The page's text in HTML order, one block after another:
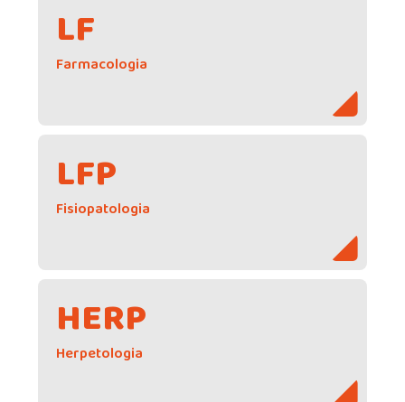
LF
Farmacologia
LFP
Fisiopatologia
HERP
Herpetologia